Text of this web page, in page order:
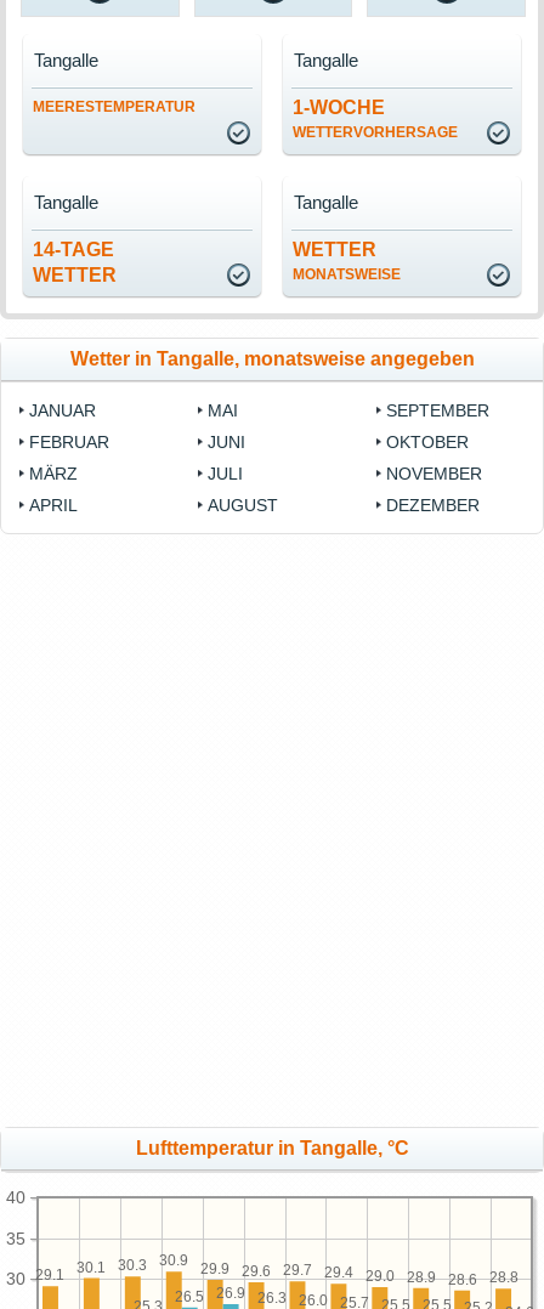
MEERESTEMPERATUR
Tangalle
1-WOCHE
WETTERVORHERSAGE
Tangalle
14-TAGE
WETTER
Tangalle
WETTER
MONATSWEISE
Tangalle
Wetter in Tangalle, monatsweise angegeben
JANUAR
FEBRUAR
MÄRZ
APRIL
MAI
JUNI
JULI
AUGUST
SEPTEMBER
OKTOBER
NOVEMBER
DEZEMBER
Lufttemperatur in Tangalle, °C
30
35
40
28.8
28.6
28.9
29.0
29.4
29.7
29.6
29.9
30.9
30.3
30.1
29.1
25.5
25.5
25.7
26.0
26.3
26.9
26.5